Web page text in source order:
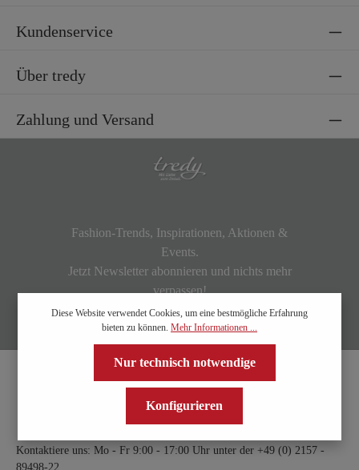
Kundenservice
Über tredy
Zahlung und Versand
Fashion-Trends, Inspirationen, Aktionen &
Events.
Jetzt Newsletter abonnieren und nichts mehr
verpassen!
Kontaktiere uns: Mo - Fr 9:00 - 17:00 Uhr unter der +49 (0) 2157 -
89498-22
Diese Website verwendet Cookies, um eine bestmögliche Erfahrung
bieten zu können. Mehr Informationen ...
Nur technisch notwendige
Konfigurieren